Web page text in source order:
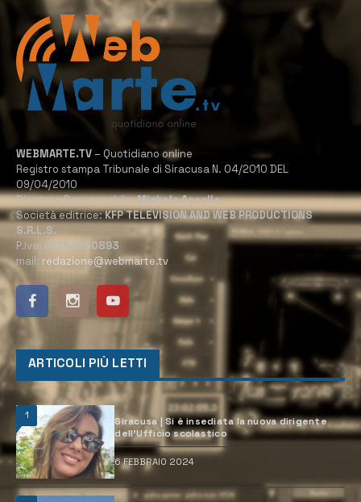
WEBMARTE.TV – Quotidiano online
Registro stampa Tribunale di Siracusa N. 04/2010 DEL
09/04/2010
Direttore Responsabile:Michele Accolla
Società editrice:KFP TELEVISION AND WEB PRODUCTIONS
S.R.L.S.
P.Iva: 02184950893
mail: redazione@webmarte.tv
ARTICOLI PIÙ LETTI
1
Siracusa | Si è insediata la nuova dirigente
dell’Ufficio scolastico
6 FEBBRAIO 2024